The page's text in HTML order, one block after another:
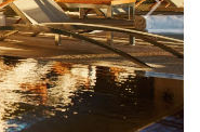
Next